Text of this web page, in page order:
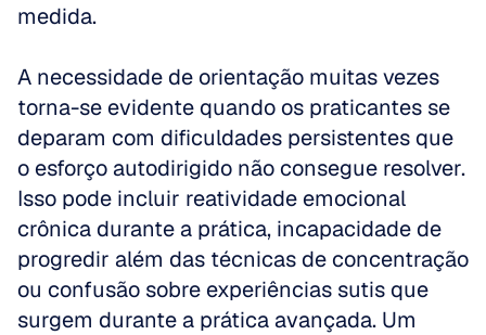
medida.
A necessidade de orientação muitas vezes
torna-se evidente quando os praticantes se
deparam com dificuldades persistentes que
o esforço autodirigido não consegue resolver.
Isso pode incluir reatividade emocional
crônica durante a prática, incapacidade de
progredir além das técnicas de concentração
ou confusão sobre experiências sutis que
surgem durante a prática avançada. Um